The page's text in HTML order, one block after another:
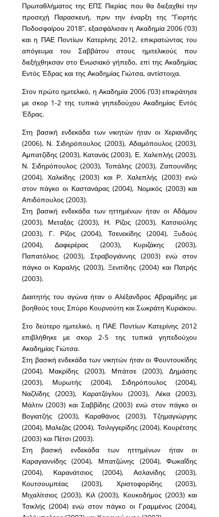
Πρωταθλήματος της ΕΠΣ Πιερίας που θα διεξαχθεί την
προσεχή Παρασκευή, πριν την έναρξη της “Γιορτής
Ποδοσφαίρου 2018”, εξασφάλισαν η Ακαδημία 2006 (’03)
και η ΠΑΕ Ποντίων Κατερίνης 2012, επικρατώντας του
απόγευμα του Σαββάτου στους ημιτελικούς που
διεξήχθηκσαν στο Ενωσιακό γήπεδο, επί της Ακαδημίας
Εντός Έδρας και της Ακαδημίας Γιώτσα, αντίστοιχα.
Στον πρώτο ημιτελικό, η Ακαδημία 2006 (’03) επικράτησε
με σκορ 1-2 της τυπικά γηπεδούχου Ακαδημίας Εντός
Έδρας.
Στη βασική ενδεκάδα των νικητών ήταν οι Χεριανίδης
(2006), Ν. Σιδηρόπουλος (2003), Αδαμόπουλος (2003),
Αμπατζίδης (2003), Κατανάς (2003), Ε. Χαλεπλής (2003),
Ν. Σιδηρόπουλος (2003), Τοπάλης (2003), Ζαπουνίδης
(2004), Χαλκίδης (2003) και Ρ. Χαλεπλής (2003) ενώ
στον πάγκο οι Καστανάρας (2004), Νομικός (2003) και
Απιδόπουλος (2003).
Στη βασική ενδεκάδα των ηττημένων ήταν οι Αδάμου
(2003), Μεταξάς (2003), Η. Ρίζος (2003), Κατσιούλης
(2003), Γ. Ρίζος (2004), Τσενεκίδης (2004), Ξυδούς
(2004), Δαφερέρας (2003), Κυριζάκης (2003),
Παπατόλιος (2003), Στραβογιάννης (2003) ενώ στον
πάγκο οι Καραλής (2003), Ξενιτίδης (2004) και Πατρής
(2003).
Διαιτητής του αγώνα ήταν ο Αλέξανδρος Αβραμίδης με
βοηθούς τους Σπύρο Κουρνούτη και Σωκράτη Κυριάκου.
Στο δεύτερο ημιτελικό, η ΠΑΕ Ποντίων Κατερίνης 2012
επιβλήθηκε με σκορ 2-5 της τυπικά γηπεδούχου
Ακαδημίας Γιώτσα.
Στη βασική ενδεκάδα των νικητών ήταν οι Φουντουκίδης
(2004), Μακρίδης (2003), Μπάτσε (2003), Δημάσης
(2003), Μυρωτής (2004), Σιδηρόπουλος (2004),
Ναζλίδης (2003), Καρατζόγλου (2003), Λέκα (2003),
Μάλτιν (2003) και Σαββίδης (2003) ενώ στον πάγκο οι
Βογιατζής (2003), Καραθάνος (2003), Τζημαγιώργης
(2004), Μαλεζάς (2004), Τσιλιγγερίδης (2004), Κουρέτσης
(2003) και Πέτσι (2003).
Στη βασική ενδεκάδα των ηττημένων ήταν οι
Καραγιαννίδης (2004), Μπατζώνης (2004), Φωκαΐδης
(2004), Καρανάτσιος (2004), Ασλανίδης (2003),
Κουτσουμπέας (2003), Χριστοφορίδης (2003),
Μιχαλίτσιος (2003), Κιλ (2003), Κουκοδήμος (2003) και
Τσικλής (2004) ενώ στον πάγκο οι Γραμμένος (2004),